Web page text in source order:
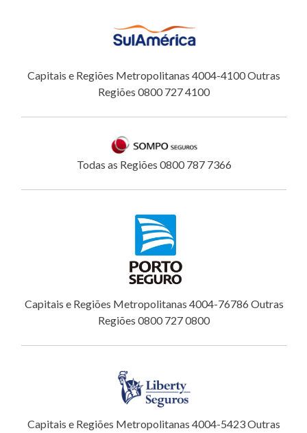
Capitais e Regiões Metropolitanas 4004-4100 Outras
Regiões 0800 727 4100
Todas as Regiões 0800 787 7366
Capitais e Regiões Metropolitanas 4004-76786 Outras
Regiões 0800 727 0800
Capitais e Regiões Metropolitanas 4004-5423 Outras